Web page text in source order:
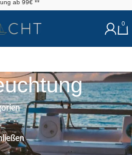
ab 99€ **
0